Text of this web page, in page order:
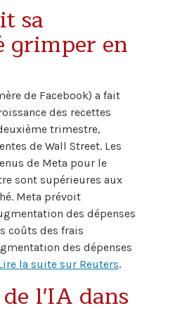
sa
grimper en
de Facebook) a fait
des recettes
trimestre,
de Wall Street. Les
de Meta pour le
sont supérieures aux
Meta prévoit
des dépenses
coûts des frais
des dépenses
la suite sur Reuters.
l'IA dans